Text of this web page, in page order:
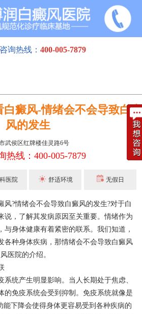
询热线： 400-005-7879
癜风-情绪会不会导致白癜
风的发生
武侯区红牌楼佳灵路6号
热线：400-005-7879
医院 舒适环境 无假日
?情绪会不会导致白癜风的发生?对于白
说，了解其发病原因至关重要。情绪作为
与身体健康有着紧密的联系。我们知道，
各种身体疾病，那情绪会不会导致白癜风
医院的介绍。
统产生明显影响。当人长期处于焦虑、
的免疫系统会受到抑制。免疫系统就像是
能下降会使得身体更容易受到各种疾病的